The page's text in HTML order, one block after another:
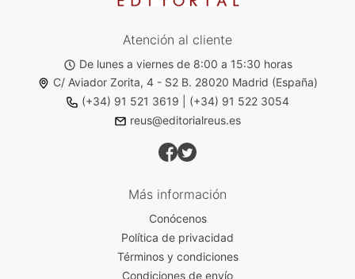
Atención al cliente
De lunes a viernes de 8:00 a 15:30 horas
C/ Aviador Zorita, 4 - S2 B. 28020 Madrid (España)
(+34) 91 521 3619
(+34) 91 522 3054
reus@editorialreus.es
Más información
Conócenos
Política de privacidad
Términos y condiciones
Condiciones de envío